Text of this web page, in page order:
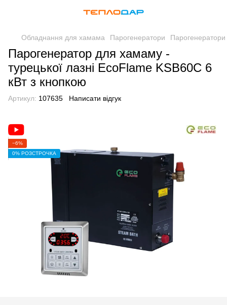
Обладнання для хамама Парогенератори
Парогенератор для хамаму -
турецької лазні EcoFlame KSB60C 6
кВт з кнопкою
Артикул: 107635 Написати відгук
−6%
0% РОЗСТРОЧКА